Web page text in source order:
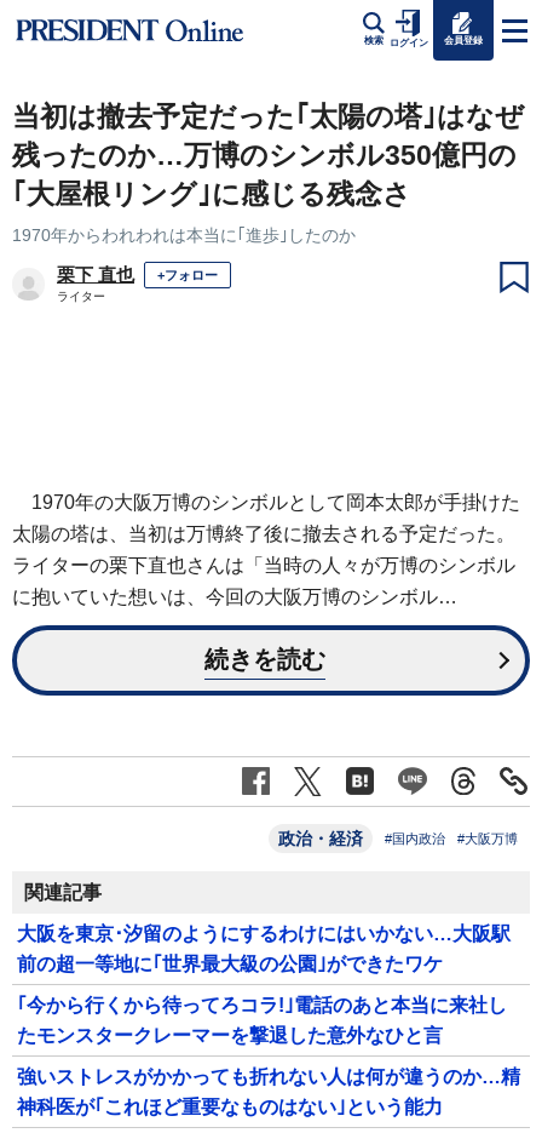
検索 ログイン 会員登録
当初は撤去予定だった｢太陽の塔｣はなぜ
残ったのか…万博のシンボル350億円の
｢大屋根リング｣に感じる残念さ
1970年からわれわれは本当に｢進歩｣したのか
栗下 直也 +フォロー
ライター
1970年の大阪万博のシンボルとして岡本太郎が手掛けた
太陽の塔は、当初は万博終了後に撤去される予定だった。
ライターの栗下直也さんは「当時の人々が万博のシンボル
に抱いていた想いは、今回の大阪万博のシンボル…
続きを読む
政治・経済 #国内政治 #大阪万博
関連記事
大阪を東京･汐留のようにするわけにはいかない…大阪駅
前の超一等地に｢世界最大級の公園｣ができたワケ
｢今から行くから待ってろコラ!｣電話のあと本当に来社し
たモンスタークレーマーを撃退した意外なひと言
強いストレスがかかっても折れない人は何が違うのか…精
神科医が｢これほど重要なものはない｣という能力